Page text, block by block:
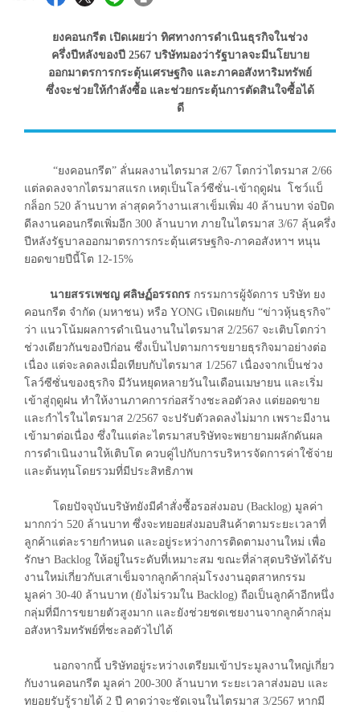
ยงคอนกรีต เปิดเผยว่า ทิศทางการดำเนินธุรกิจในช่วง
ครึ่งปีหลังของปี 2567 บริษัทมองว่ารัฐบาลจะมีนโยบาย
ออกมาตรการกระตุ้นเศรษฐกิจ และภาคอสังหาริมทรัพย์
ซึ่งจะช่วยให้กำลังซื้อ และช่วยกระตุ้นการตัดสินใจซื้อได้
ดี
“ยงคอนกรีต” ลั่นผลงานไตรมาส 2/67 โตกว่าไตรมาส 2/66
แต่ลดลงจากไตรมาสแรก เหตุเป็นโลว์ซีซั่น-เข้าฤดูฝน โชว์แบ็
กล็อก 520 ล้านบาท ล่าสุดคว้างานเสาเข็มเพิ่ม 40 ล้านบาท จ่อปิด
ดีลงานคอนกรีตเพิ่มอีก 300 ล้านบาท ภายในไตรมาส 3/67 ลุ้นครึ่ง
ปีหลังรัฐบาลออกมาตรการกระตุ้นเศรษฐกิจ-ภาคอสังหาฯ หนุน
ยอดขายปีนี้โต 12-15%
นายสรรเพชญ ศลิษฏ์อรรถกร กรรมการผู้จัดการ บริษัท ยง
คอนกรีต จำกัด (มหาชน) หรือ YONG เปิดเผยกับ “ข่าวหุ้นธุรกิจ”
ว่า แนวโน้มผลการดำเนินงานในไตรมาส 2/2567 จะเติบโตกว่า
ช่วงเดียวกันของปีก่อน ซึ่งเป็นไปตามการขยายธุรกิจมาอย่างต่อ
เนื่อง แต่จะลดลงเมื่อเทียบกับไตรมาส 1/2567 เนื่องจากเป็นช่วง
โลว์ซีซั่นของธุรกิจ มีวันหยุดหลายวันในเดือนเมษายน และเริ่ม
เข้าสู่ฤดูฝน ทำให้งานภาคการก่อสร้างชะลอตัวลง แต่ยอดขาย
และกำไรในไตรมาส 2/2567 จะปรับตัวลดลงไม่มาก เพราะมีงาน
เข้ามาต่อเนื่อง ซึ่งในแต่ละไตรมาสบริษัทจะพยายามผลักดันผล
การดำเนินงานให้เติบโต ควบคู่ไปกับการบริหารจัดการค่าใช้จ่าย
และต้นทุนโดยรวมที่มีประสิทธิภาพ
โดยปัจจุบันบริษัทยังมีคำสั่งซื้อรอส่งมอบ (Backlog) มูลค่า
มากกว่า 520 ล้านบาท ซึ่งจะทยอยส่งมอบสินค้าตามระยะเวลาที่
ลูกค้าแต่ละรายกำหนด และอยู่ระหว่างการติดตามงานใหม่ เพื่อ
รักษา Backlog ให้อยู่ในระดับที่เหมาะสม ขณะที่ล่าสุดบริษัทได้รับ
งานใหม่เกี่ยวกับเสาเข็มจากลูกค้ากลุ่มโรงงานอุตสาหกรรม
มูลค่า 30-40 ล้านบาท (ยังไม่รวมใน Backlog) ถือเป็นลูกค้าอีกหนึ่ง
กลุ่มที่มีการขยายตัวสูงมาก และยังช่วยชดเชยงานจากลูกค้ากลุ่ม
อสังหาริมทรัพย์ที่ชะลอตัวไปได้
นอกจากนี้ บริษัทอยู่ระหว่างเตรียมเข้าประมูลงานใหญ่เกี่ยว
กับงานคอนกรีต มูลค่า 200-300 ล้านบาท ระยะเวลาส่งมอบ และ
ทยอยรับรู้รายได้ 2 ปี คาดว่าจะชัดเจนในไตรมาส 3/2567 หากมี